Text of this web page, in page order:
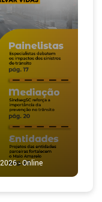
- Online